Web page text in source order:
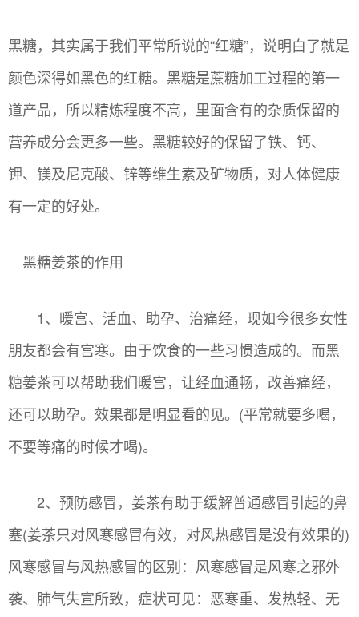
黑糖，其实属于我们平常所说的“红糖”，说明白了就是
颜色深得如黑色的红糖。黑糖是蔗糖加工过程的第一
道产品，所以精炼程度不高，里面含有的杂质保留的
营养成分会更多一些。黑糖较好的保留了铁、钙、
钾、镁及尼克酸、锌等维生素及矿物质，对人体健康
有一定的好处。
黑糖姜茶的作用
1、暖宫、活血、助孕、治痛经，现如今很多女性
朋友都会有宫寒。由于饮食的一些习惯造成的。而黑
糖姜茶可以帮助我们暖宫，让经血通畅，改善痛经，
还可以助孕。效果都是明显看的见。(平常就要多喝，
不要等痛的时候才喝)。
2、预防感冒，姜茶有助于缓解普通感冒引起的鼻
塞(姜茶只对风寒感冒有效，对风热感冒是没有效果的)
风寒感冒与风热感冒的区别：风寒感冒是风寒之邪外
袭、肺气失宣所致，症状可见：恶寒重、发热轻、无